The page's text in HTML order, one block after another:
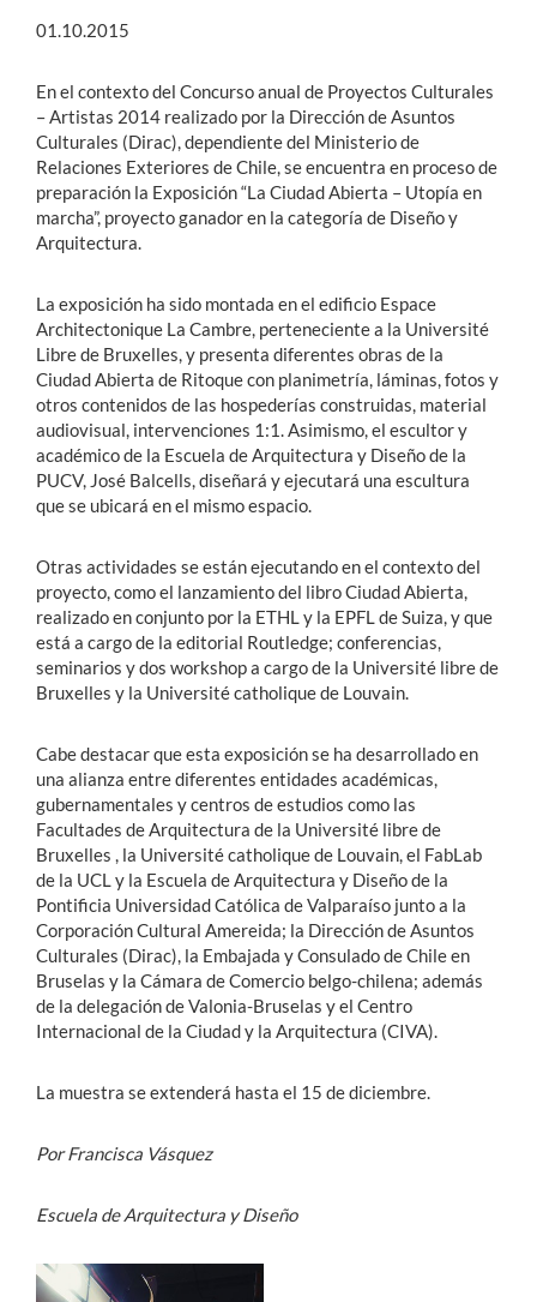
01.10.2015
En el contexto del Concurso anual de Proyectos Culturales
– Artistas 2014 realizado por la Dirección de Asuntos
Culturales (Dirac), dependiente del Ministerio de
Relaciones Exteriores de Chile, se encuentra en proceso de
preparación la Exposición “La Ciudad Abierta – Utopía en
marcha”, proyecto ganador en la categoría de Diseño y
Arquitectura.
La exposición ha sido montada en el edificio Espace
Architectonique La Cambre, perteneciente a la Université
Libre de Bruxelles, y presenta diferentes obras de la
Ciudad Abierta de Ritoque con planimetría, láminas, fotos y
otros contenidos de las hospederías construidas, material
audiovisual, intervenciones 1:1. Asimismo, el escultor y
académico de la Escuela de Arquitectura y Diseño de la
PUCV, José Balcells, diseñará y ejecutará una escultura
que se ubicará en el mismo espacio.
Otras actividades se están ejecutando en el contexto del
proyecto, como el lanzamiento del libro Ciudad Abierta,
realizado en conjunto por la ETHL y la EPFL de Suiza, y que
está a cargo de la editorial Routledge; conferencias,
seminarios y dos workshop a cargo de la Université libre de
Bruxelles y la Université catholique de Louvain.
Cabe destacar que esta exposición se ha desarrollado en
una alianza entre diferentes entidades académicas,
gubernamentales y centros de estudios como las
Facultades de Arquitectura de la Université libre de
Bruxelles , la Université catholique de Louvain, el FabLab
de la UCL y la Escuela de Arquitectura y Diseño de la
Pontificia Universidad Católica de Valparaíso junto a la
Corporación Cultural Amereida; la Dirección de Asuntos
Culturales (Dirac), la Embajada y Consulado de Chile en
Bruselas y la Cámara de Comercio belgo-chilena; además
de la delegación de Valonia-Bruselas y el Centro
Internacional de la Ciudad y la Arquitectura (CIVA).
La muestra se extenderá hasta el 15 de diciembre.
Por Francisca Vásquez
Escuela de Arquitectura y Diseño